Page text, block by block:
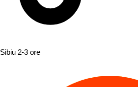
Sibiu 2-3 ore